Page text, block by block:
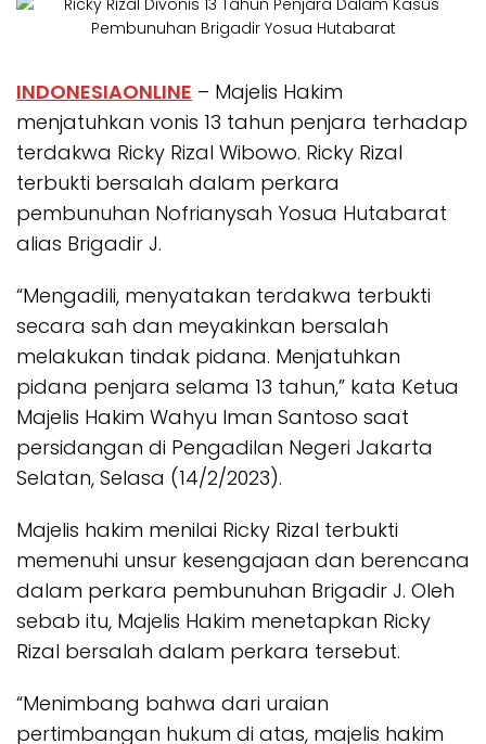
INDONESIAONLINE – Majelis Hakim
menjatuhkan vonis 13 tahun penjara terhadap
terdakwa Ricky Rizal Wibowo. Ricky Rizal
terbukti bersalah dalam perkara
pembunuhan Nofrianysah Yosua Hutabarat
alias Brigadir J.
“Mengadili, menyatakan terdakwa terbukti
secara sah dan meyakinkan bersalah
melakukan tindak pidana. Menjatuhkan
pidana penjara selama 13 tahun,” kata Ketua
Majelis Hakim Wahyu Iman Santoso saat
persidangan di Pengadilan Negeri Jakarta
Selatan, Selasa (14/2/2023).
Majelis hakim menilai Ricky Rizal terbukti
memenuhi unsur kesengajaan dan berencana
dalam perkara pembunuhan Brigadir J. Oleh
sebab itu, Majelis Hakim menetapkan Ricky
Rizal bersalah dalam perkara tersebut.
“Menimbang bahwa dari uraian
pertimbangan hukum di atas, majelis hakim